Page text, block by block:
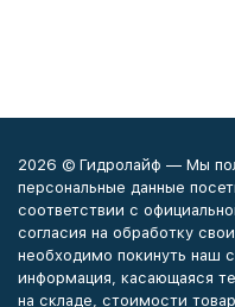
2026 © Гидролайф — Мы
персональные данные
соответствии с
согласия на обработку
необходимо покинуть наш
информация, касающаяся
на складе, стоимости